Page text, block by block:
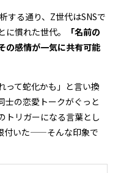
する通り、Z世代はSNSで
慣れた世代。
「名前の
の感情が一気に共有可能
って蛇化かも」と言い換
士の恋愛トークがぐっと
トリガーになる言葉とし
付いた——そんな印象で